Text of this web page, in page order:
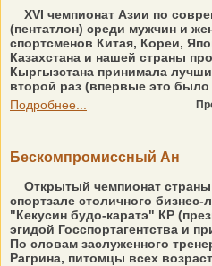
XVI чемпионат Азии по
(пентатлон) среди мужчин и
спортсменов Китая, Кореи,
Казахстана и нашей страны
Кыргызстана принимала
второй раз (впервые это было
Подробнее...
Бескомпромиссный Ан
Открытый чемпионат
спортзале столичного
"Кекусин будо-каратэ" КР
эгидой Госспортагентства и
По словам заслуженного
Рагрина, питомцы всех